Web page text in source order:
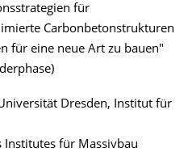
für
Carbonbetonstrukturen
für eine neue Art zu bauen"
Dresden, Institut für
Institutes für Massivbau